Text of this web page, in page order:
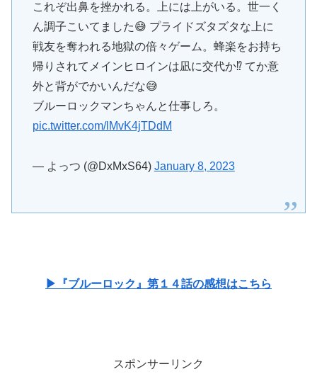
ん調子こいてました😅 プライドズタズタな上に
戦友を奪われる地獄の倍々ゲーム。蜂楽をお持ち
帰りされてメインヒロインは凪に交代か⁉ てか意
外と背がでかいんだな😅
ブルーロックマンちゃんと仕事しろ。
pic.twitter.com/lMvK4jTDdM